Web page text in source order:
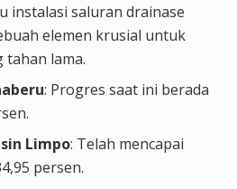
instalasi saluran drainase
elemen krusial untuk
lama.
: Progres saat ini berada
Limpo: Telah mencapai
persen.